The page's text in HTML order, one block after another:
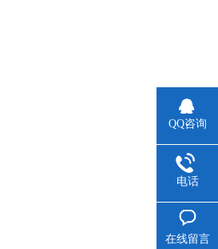
QQ咨询
电话
在线留言